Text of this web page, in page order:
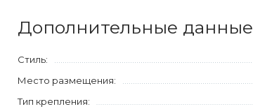
Дополнительные данные
Стиль:
Место размещения:
Тип крепления: